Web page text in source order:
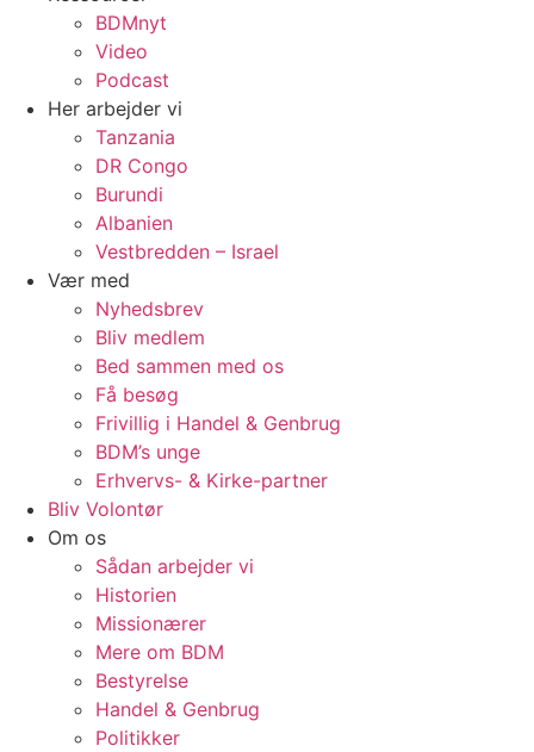
BDMnyt
Video
Podcast
Her arbejder vi
Tanzania
DR Congo
Burundi
Albanien
Vestbredden – Israel
Vær med
Nyhedsbrev
Bliv medlem
Bed sammen med os
Få besøg
Frivillig i Handel & Genbrug
BDM’s unge
Erhvervs- & Kirke-partner
Bliv Volontør
Om os
Sådan arbejder vi
Historien
Missionærer
Mere om BDM
Bestyrelse
Handel & Genbrug
Politikker